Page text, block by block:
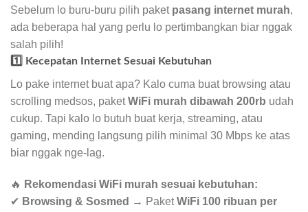
Sebelum lo buru-buru pilih paket pasang internet murah,
ada beberapa hal yang perlu lo pertimbangkan biar nggak
salah pilih!
1️⃣ Kecepatan Internet Sesuai Kebutuhan
Lo pake internet buat apa? Kalo cuma buat browsing atau
scrolling medsos, paketWiFi murah dibawah 200rb udah
cukup. Tapi kalo lo butuh buat kerja, streaming, atau
gaming, mending langsung pilih minimal 30 Mbps ke atas
biar nggak nge-lag.
🔥 Rekomendasi WiFi murah sesuai kebutuhan:
✔ Browsing & Sosmed → PaketWiFi 100 ribuan per